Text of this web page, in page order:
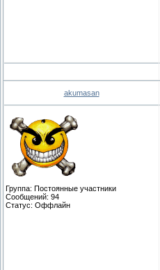
akumasan
Группа: Постоянные участники
Сообщений: 94
Статус: Оффлайн